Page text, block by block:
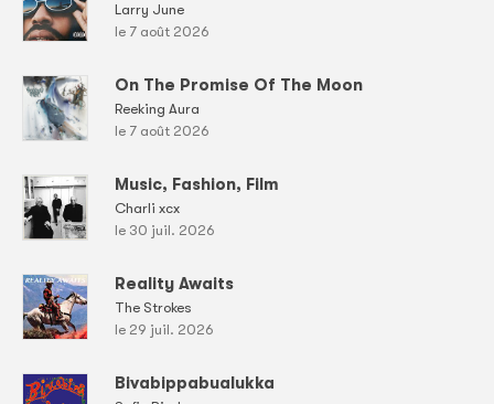
Larry June
le 7 août 2026
On The Promise Of The Moon
Reeking Aura
le 7 août 2026
Music, Fashion, Film
Charli xcx
le 30 juil. 2026
Reality Awaits
The Strokes
le 29 juil. 2026
Bivabippabualukka